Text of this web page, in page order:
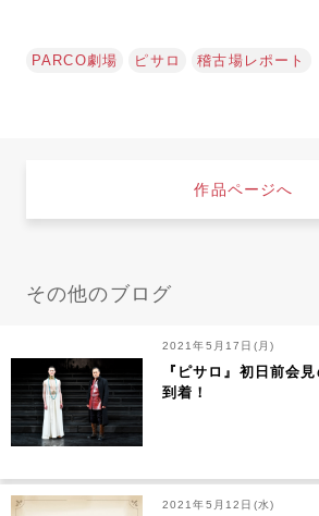
PARCO劇場 ピサロ 稽古場レポート
作品ページへ
その他のブログ
2021年5月17日(月)
『ピサロ』初日前会
到着！
2021年5月12日(水)